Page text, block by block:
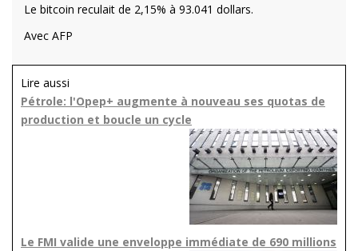
Le bitcoin reculait de 2,15% à 93.041 dollars.
Avec AFP
Lire aussi
Pétrole: l'Opep+ augmente à nouveau ses quotas de
production et boucle un cycle
Le FMI valide une enveloppe immédiate de 690 millions